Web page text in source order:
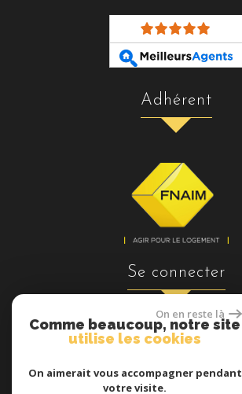
adhérent
se connecter
On en reste là
Comme beaucoup, notre site
utilise les cookies
On aimerait vous accompagner pendant
votre visite.